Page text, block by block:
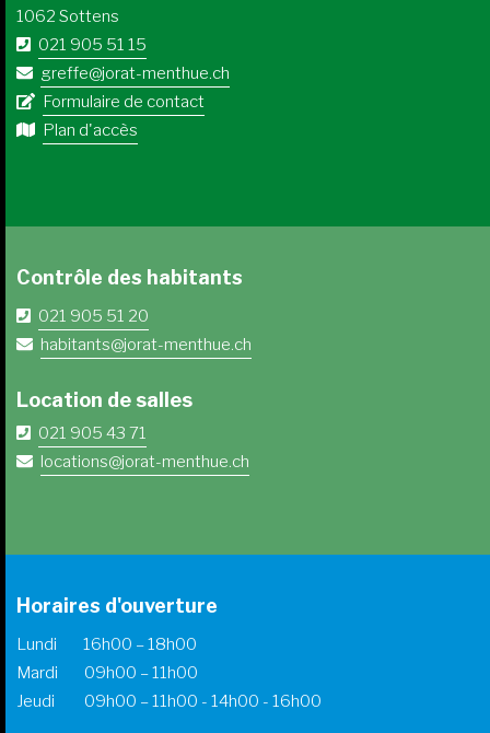
1062 Sottens
021 905 51 15
greffe@jorat-menthue.ch
Formulaire de contact
Plan d'accès
Contrôle des habitants
021 905 51 20
habitants@jorat-menthue.ch
Location de salles
021 905 43 71
locations@jorat-menthue.ch
Horaires d'ouverture
Lundi 16h00 – 18h00
Mardi 09h00 – 11h00
Jeudi 09h00 – 11h00 - 14h00 - 16h00